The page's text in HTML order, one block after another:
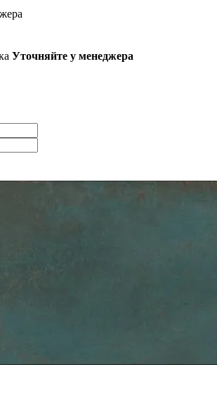
Уточняйте у менеджера